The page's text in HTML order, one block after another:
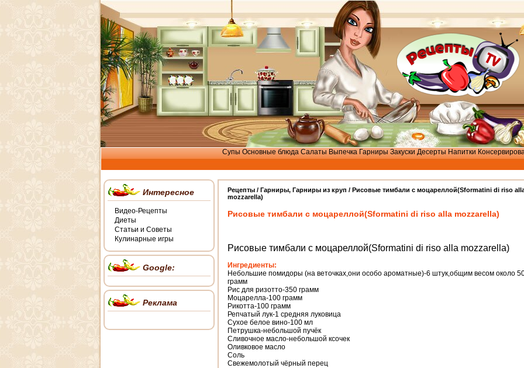
Супы Основные блюда Салаты Выпечка Гарниры Закуски Десерты Напитки
Рецепты / Гарниры, Гарниры из круп / Рисовые тимбали с моцареллой(Sformatini di riso
mozzarella)
Рисовые тимбали с моцареллой(Sformatini di riso alla mozzarella)
Рисовые тимбали с моцареллой(Sformatini di riso alla mozzarella)
Ингредиенты:
Небольшие помидоры (на веточках,они особо ароматные)-6 штук,общим весом около
грамм
Рис для ризотто-350 грамм
Моцарелла-100 грамм
Рикотта-100 грамм
Репчатый лук-1 средняя луковица
Сухое белое вино-100 мл
Петрушка-небольшой пучёк
Сливочное масло-небольшой ксочек
Оливковое масло
Соль
Свежемолотый чёрный перец
Интересное
Видео-Рецепты
Диеты
Статьи и Советы
Кулинарные игры
Google:
Реклама